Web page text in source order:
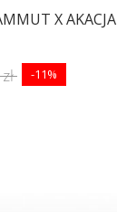
X AKACJA
-11%